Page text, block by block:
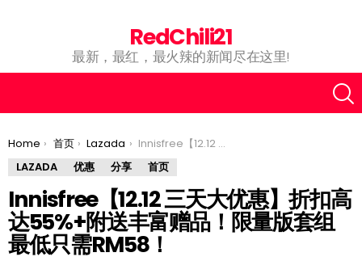
RedChili21
最新，最红，最火辣的新闻尽在这里!
You are here:
Home 首页 Lazada
Innisfree【12.12 三天大优惠】折扣高达55%+附送丰富赠品！限量版套组最低只需RM58！
LAZADA
优惠 分享 首页
Innisfree【12.12 三天大优惠】折扣高
达55%+附送丰富赠品！限量版套组
最低只需RM58！